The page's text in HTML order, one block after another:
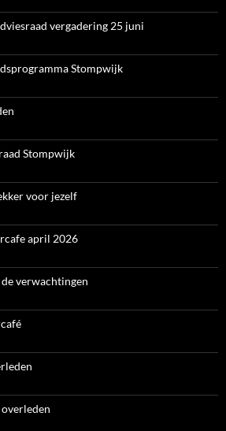
vergadering 25 juni
Stompwijk
Stompwijk
voor jezelf
april 2026
verwachtingen